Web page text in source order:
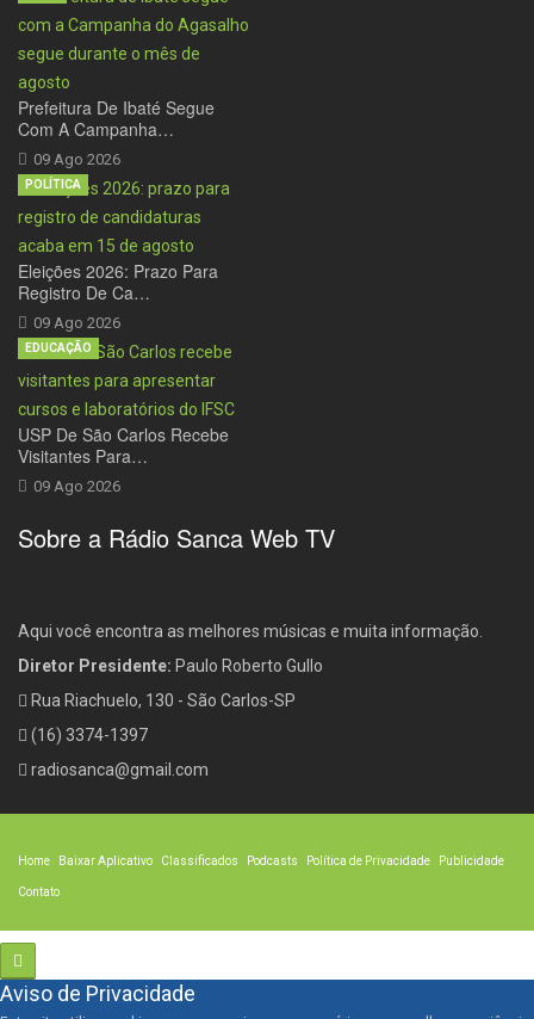
Prefeitura De Ibaté Segue
Com A Campanha…
09 Ago 2026
Eleições 2026: Prazo Para
Registro De Ca…
09 Ago 2026
POLÍTICA
USP De São Carlos Recebe
Visitantes Para…
09 Ago 2026
EDUCAÇÃO
Sobre a Rádio Sanca Web TV
Aqui você encontra as melhores músicas e muita informação.
Diretor Presidente: Paulo Roberto Gullo
Rua Riachuelo, 130 - São Carlos-SP
(16) 3374-1397
radiosanca@gmail.com
Home Baixar Aplicativo Classificados Podcasts Política de Privacidade Publicidade
Contato
Aviso de Privacidade